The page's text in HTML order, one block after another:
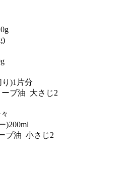
)1片分
ブ油 大さじ2
)200ml
ブ油 小さじ2